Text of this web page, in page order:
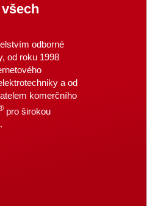
odborné
od roku 1998
a od
komerčního
pro širokou